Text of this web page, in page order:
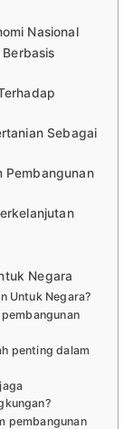
Nasional
Sebagai
Pembangunan
Negara
Untuk Negara?
penting dalam
pembangunan